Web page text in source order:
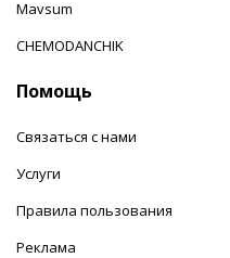
Mavsum
CHEMODANCHIK
Помощь
Связаться с нами
Услуги
Правила пользования
Реклама